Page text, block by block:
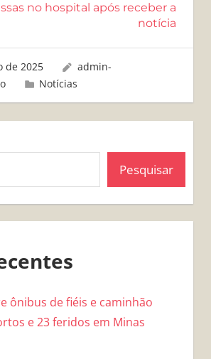
no hospital após receber a
notícia
de 2025
admin-
Notícias
Pesquisar
ônibus de fiéis e caminhão
e 23 feridos em Minas